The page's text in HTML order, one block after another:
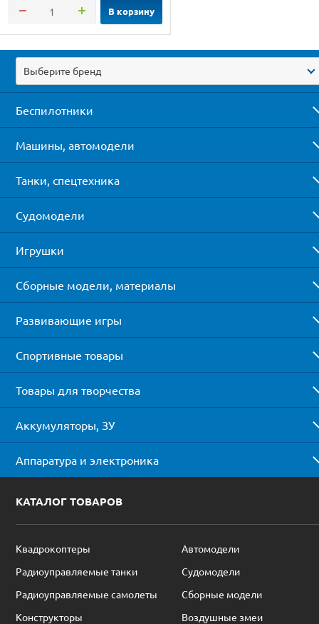
В корзину
Выберите бренд
Беспилотники
Машины, автомодели
Танки, спецтехника
Судомодели
Игрушки
Сборные модели, материалы
Развивающие игры
Спортивные товары
Товары для творчества
Аккумуляторы, ЗУ
Аппаратура и электроника
КАТАЛОГ ТОВАРОВ
Квадрокоптеры
Автомодели
Радиоуправляемые танки
Судомодели
Радиоуправляемые самолеты
Сборные модели
Конструкторы
Воздушные змеи